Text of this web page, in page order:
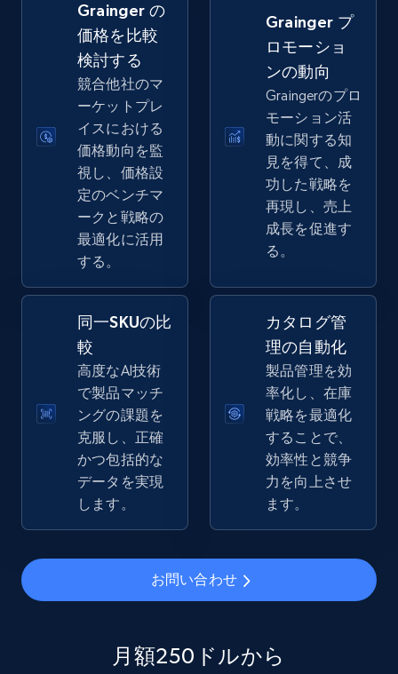
info, Stars, Feedbacks, Return policy, and more.
2.5K+ 今すぐ始める
URL, Product id, Title, Seller name, Seller rating,
Seller reviews, Breadcrumbs, Root category, and
more.
2.5K+
eBay - Gather data on products using
specified keywords
URL, Product id, Title, Seller name, Seller rating,
Seller reviews, Breadcrumbs, Root category, and
more.
2.5K+ 359+ 今すぐ始める
eBay - Collect products from shops on eBay
URL, Product id, Title, Seller name, Seller rating,
Grainger の
価格を比較
検討する
競合他社のマ
ーケットプレ
イスにおける
価格動向を監
視し、価格設
定のベンチマ
ークと戦略の
最適化に活用
する。
Grainger プ
ロモーショ
ンの動向
Graingerのプロ
モーション活
動に関する知
見を得て、成
功した戦略を
再現し、売上
成長を促進す
る。
同一SKUの比
較
高度なAI技術
で製品マッチ
ングの課題を
克服し、正確
かつ包括的な
データを実現
します。
カタログ管
理の自動化
製品管理を効
率化し、在庫
戦略を最適化
することで、
効率性と競争
力を向上させ
ます。
お問い合わせ
月額250ドルから